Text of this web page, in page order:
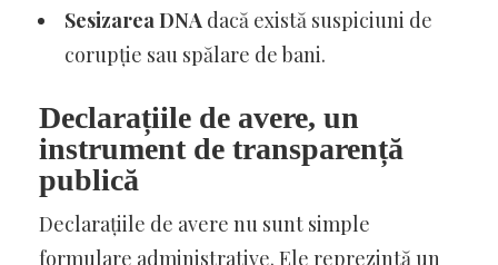
Sesizarea DNA dacă există suspiciuni de
corupție sau spălare de bani.
Declarațiile de avere, un
instrument de transparență
publică
Declarațiile de avere nu sunt simple
formulare administrative. Ele reprezintă un